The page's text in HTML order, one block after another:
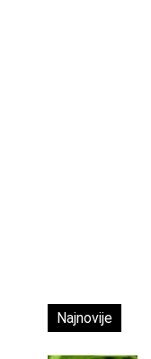
Najnovije